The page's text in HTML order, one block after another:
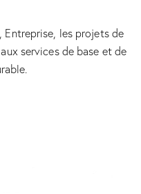
Entreprise, les projets de
services de base et de